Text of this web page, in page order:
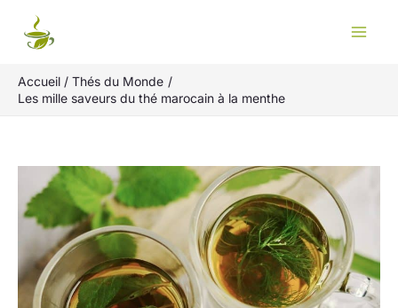
Accueil
Thés du Monde
Les mille saveurs du thé marocain à la menthe